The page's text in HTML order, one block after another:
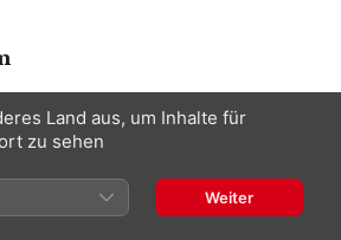
Two
Schneemann
Land aus, um Inhalte für
zu sehen
Weiter